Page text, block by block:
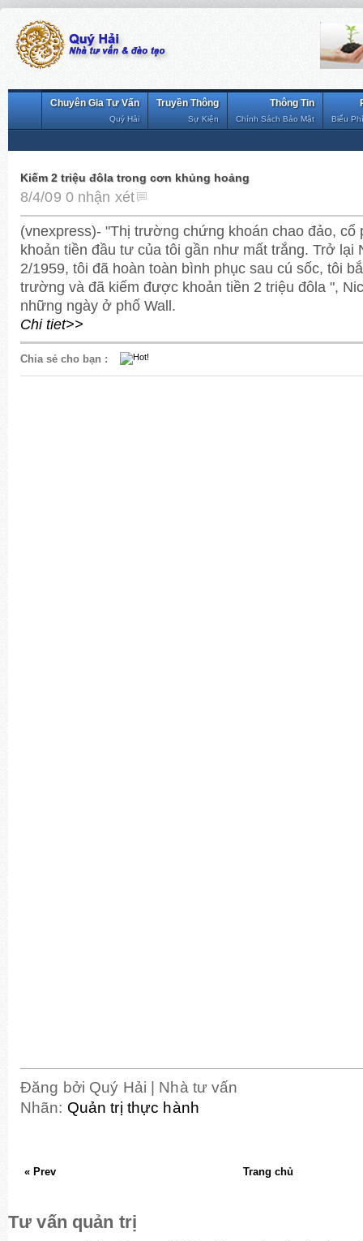
Biểu
Thông Tin
Chính Sách Bảo Mật
Truyền Thông
Sự Kiện
Chuyên Gia Tư Vấn
Quý Hải
Kiếm 2 triệu đôla trong cơn khủng hoảng
8/4/09 0 nhận xét
(vnexpress)- "Thị trường chứng khoán chao đảo, cổ
khoản tiền đầu tư của tôi gần như mất trắng. Trở lại
2/1959, tôi đã hoàn toàn bình phục sau cú sốc, tôi
trường và đã kiếm được khoản tiền 2 triệu đôla ",
những ngày ở phố Wall.
Chi tiet>>
Chia sẻ cho bạn :
Đăng bởi Quý Hải | Nhà tư vấn
Nhãn: Quản trị thực hành
« Prev Trang chủ
Tư vấn quản trị